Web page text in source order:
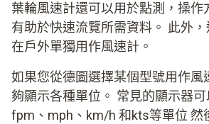
葉輪風速計還可以用於點測，操作
有助於快速流覽所需資料。 此外
在戶外單獨用作風速計。
如果您從德圖選擇某個型號用作風
夠顯示各種單位。 常見的顯示器
fpm、mph、km/h 和kts等單位 然